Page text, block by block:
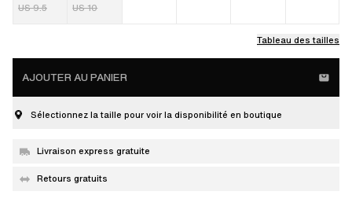
US 9.5 US 10
Tableau des tailles
AJOUTER AU PANIER
Sélectionnez la taille pour voir la disponibilité en boutique
Livraison express gratuite
Retours gratuits